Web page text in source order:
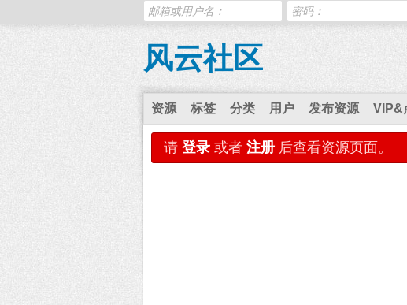
风云社区
资源 标签 分类 用户 发布资源 VIP&
请 登录 或者 注册 后查看资源页面。